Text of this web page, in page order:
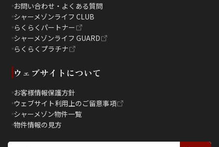
お問い合わせ・よくある質問
シャーメゾンライフ CLUB
らくらくパートナー
シャーメゾンライフ GUARD
らくらくプラチナ
ウェブサイトについて
お客様情報保護方針
ウェブサイト利用上のご留意事項
シャーメゾン物件一覧
物件情報の見方